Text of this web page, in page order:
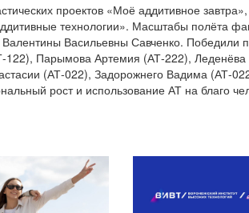
проектов «Моё аддитивное
технологии». Масштабы полёта
Васильевны Савченко. Победили
Парымова Артемия (АТ-222),
(АТ-022), Задорожнего Вадима (АТ-
рост и использование АТ на благо